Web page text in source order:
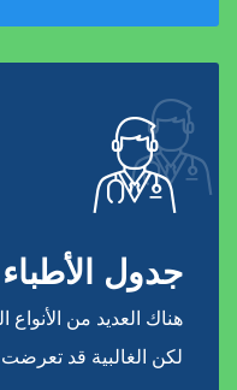
جدول الأطباء
هناك العديد من
لكن الغالبية قد